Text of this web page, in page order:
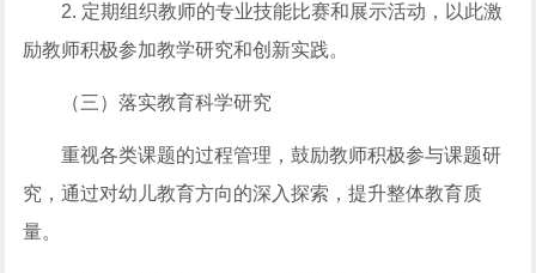
2. 定期组织教师的专业技能比赛和展示活动，以此激
励教师积极参加教学研究和创新实践。
（三）落实教育科学研究
重视各类课题的过程管理，鼓励教师积极参与课题研
究，通过对幼儿教育方向的深入探索，提升整体教育质
量。